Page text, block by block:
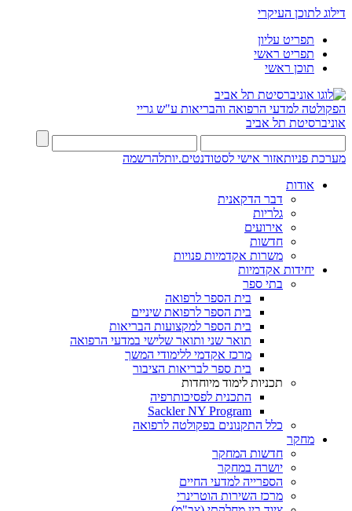
דילוג לתוכן העיקרי
תפריט עליון
תפריט ראשי
תוכן ראשי
הפקולטה למדעי הרפואה והבריאות ע"ש גריי
אוניברסיטת תל אביב
מערכת פניותאזור אישי לסטודנטים.יותלהרשמה
אודות
דבר הדקאנית
גלריות
אירועים
חדשות
משרות אקדמיות פנויות
יחידות אקדמיות
בתי ספר
בית הספר לרפואה
בית הספר לרפואת שיניים
בית הספר למקצועות הבריאות
תואר שני ותואר שלישי במדעי הרפואה
מרכז אקדמי ללימודי המשך
בית ספר לבריאות הציבור
תכניות לימוד מיוחדות
התכנית לפסיכותרפיה
Sackler NY Program
כלל התקנונים בפקולטה לרפואה
מחקר
חדשות המחקר
יושרה במחקר
הספרייה למדעי החיים
מרכז השירות הוטרינרי